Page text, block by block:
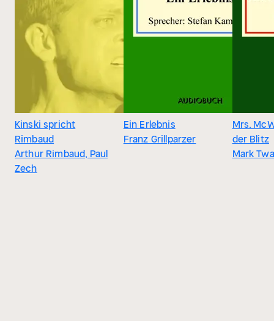
Kinski spricht
Rimbaud
Arthur Rimbaud, Paul
Zech
Ein Erlebnis
Franz Grillparzer
Mrs.
der Blitz
Mark